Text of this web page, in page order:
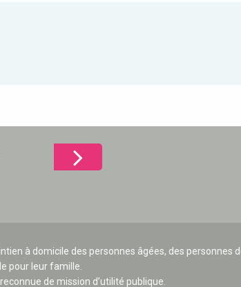
à domicile des personnes âgées, des personnes
pour leur famille.
de mission d’utilité publique.